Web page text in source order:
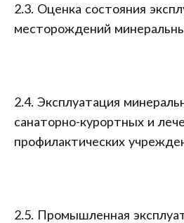
2.3. Оценка состояния
месторождений
2.4. Эксплуатация
санаторно-курортных и
профилактических
2.5. Промышленная